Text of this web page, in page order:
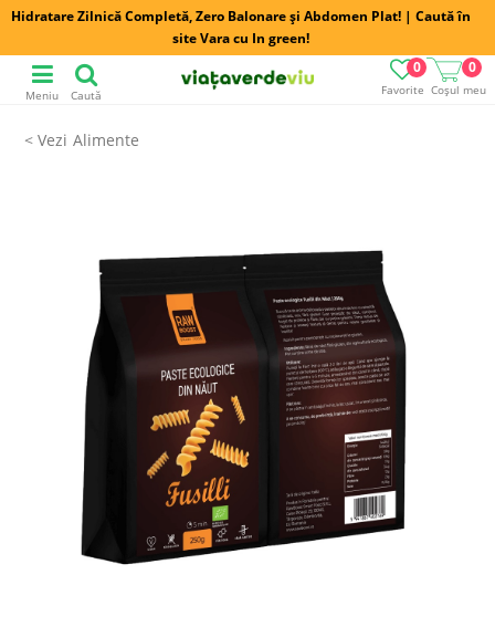
Hidratare Zilnică Completă, Zero Balonare și Abdomen Plat! | Caută în
site Vara cu In green!
Favorite
0
Coșul meu
0
Meniu Caută
Alimente